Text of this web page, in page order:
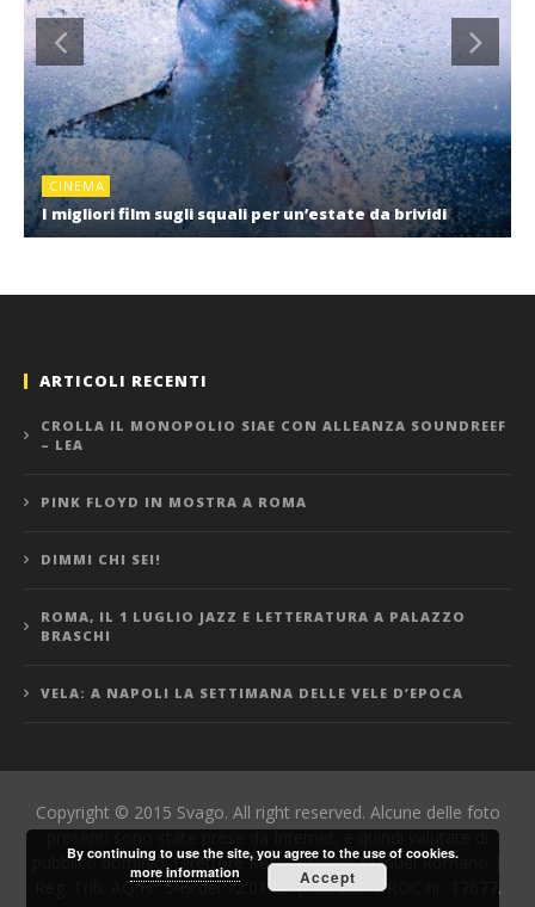
CINEMA
I migliori film sugli squali per un’estate da brividi
ARTICOLI RECENTI
CROLLA IL MONOPOLIO SIAE CON ALLEANZA SOUNDREEF
– LEA
PINK FLOYD IN MOSTRA A ROMA
DIMMI CHI SEI!
ROMA, IL 1 LUGLIO JAZZ E LETTERATURA A PALAZZO
BRASCHI
VELA: A NAPOLI LA SETTIMANA DELLE VELE D’EPOCA
Copyright © 2015 Svago. All right reserved. Alcune delle foto
presenti sono state prese da Internet, e quindi valutate di
pubblico dominio. Direttore Responsabile: Manuel Romano |
Reg. Trib. AQ N° 549 del 12.01.06 | Iscrizione ROC nr. 17677.
By continuing to use the site, you agree to the use of cookies.
more information
Accept